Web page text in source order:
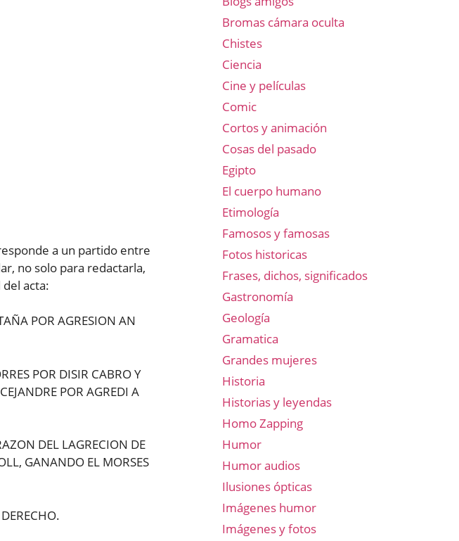
a un partido entre
no solo para redactarla,
acta:
POR AGRESION AN
POR DISIR CABRO Y
POR AGREDI A
DEL LAGRECION DE
GANANDO EL MORSES
Bromas cámara oculta
Chistes
Ciencia
Cine y películas
Comic
Cortos y animación
Cosas del pasado
Egipto
El cuerpo humano
Etimología
Famosos y famosas
Fotos historicas
Frases, dichos, significados
Gastronomía
Geología
Gramatica
Grandes mujeres
Historia
Historias y leyendas
Homo Zapping
Humor
Humor audios
Ilusiones ópticas
Imágenes humor
Imágenes y fotos